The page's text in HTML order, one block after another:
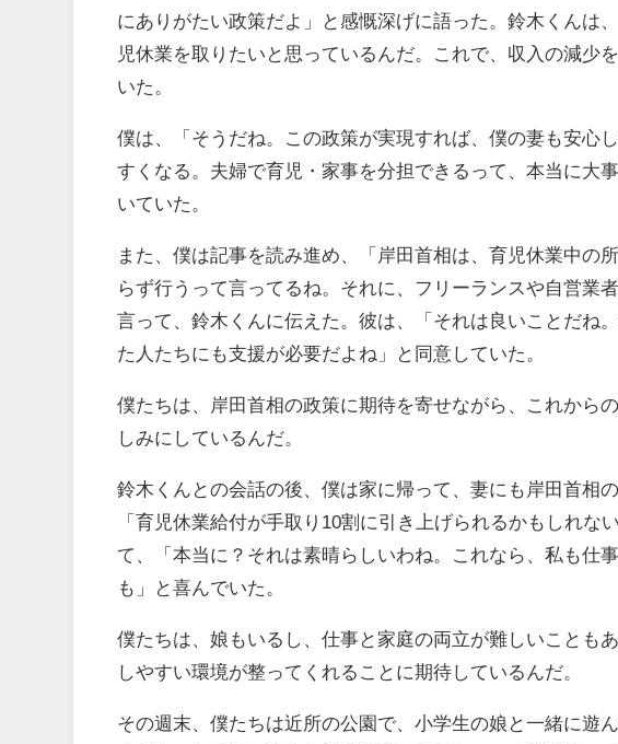
にありがたい政策だよ」と感慨深げに語った。鈴木くんは
児休業を取りたいと思っているんだ。これで、収入の減少
いた。
僕は、「そうだね。この政策が実現すれば、僕の妻も安心
すくなる。夫婦で育児・家事を分担できるって、本当に大
いていた。
また、僕は記事を読み進め、「岸田首相は、育児休業中の
らず行うって言ってるね。それに、フリーランスや自営業
言って、鈴木くんに伝えた。彼は、「それは良いことだね
た人たちにも支援が必要だよね」と同意していた。
僕たちは、岸田首相の政策に期待を寄せながら、これから
しみにしているんだ。
鈴木くんとの会話の後、僕は家に帰って、妻にも岸田首相
「育児休業給付が手取り10割に引き上げられるかもしれな
て、「本当に？それは素晴らしいわね。これなら、私も仕
も」と喜んでいた。
僕たちは、娘もいるし、仕事と家庭の両立が難しいことも
しやすい環境が整ってくれることに期待しているんだ。
その週末、僕たちは近所の公園で、小学生の娘と一緒に遊